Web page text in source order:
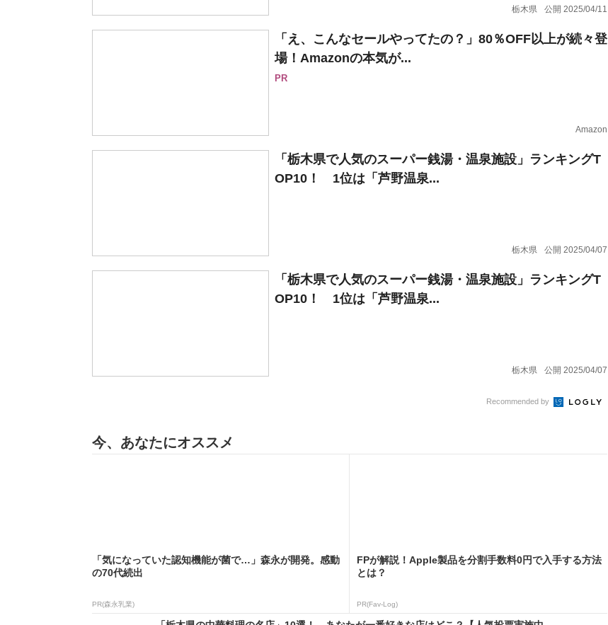
栃木県 公開 2025/04/11
「え、こんなセールやってたの？」80％OFF以上が続々登
場！Amazonの本気が...
PR
Amazon
「栃木県で人気のスーパー銭湯・温泉施設」ランキングT
OP10！ 1位は「芦野温泉...
栃木県 公開 2025/04/07
「栃木県で人気のスーパー銭湯・温泉施設」ランキングT
OP10！ 1位は「芦野温泉...
栃木県 公開 2025/04/07
Recommended by
今、あなたにオススメ
「気になっていた認知機能が菌で…」森永が開発。感動
の70代続出
PR(森永乳業)
FPが解説！Apple製品を分割手数料0円で入手する方法
とは？
PR(Fav-Log)